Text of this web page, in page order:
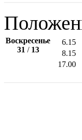
Воскресенье
31/ 13
6.15
8.15
17.00